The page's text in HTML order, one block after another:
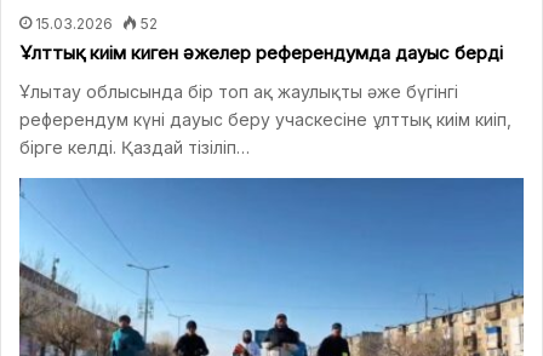
15.03.2026 52
Ұлттық киім киген әжелер референдумда дауыс берді
Ұлытау облысында бір топ ақ жаулықты әже бүгінгі
референдум күні дауыс беру учаскесіне ұлттық киім киіп,
бірге келді. Қаздай тізіліп…